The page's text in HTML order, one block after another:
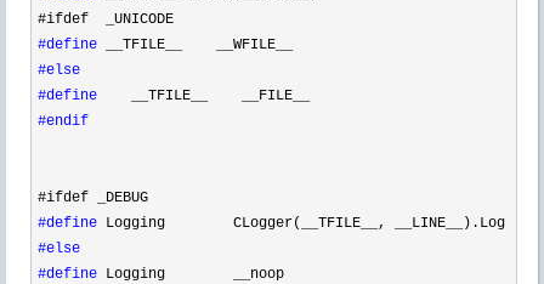
#define
#else
#define
#endif
#define
#else
#define